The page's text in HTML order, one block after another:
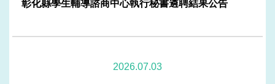
114-2學期-課程實習生錄取名單
彰化縣學生輔導諮商中心執行秘書遴聘結果公告
2026.07.03